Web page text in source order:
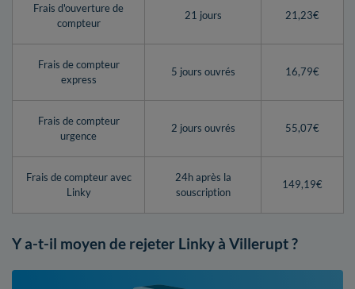
Frais d'ouverture de
compteur
21 jours 21,23€
Frais de compteur
express
5 jours ouvrés 16,79€
Frais de compteur
urgence
2 jours ouvrés 55,07€
Frais de compteur avec
Linky
24h après la
souscription
149,19€
Y a-t-il moyen de rejeter Linky à Villerupt ?